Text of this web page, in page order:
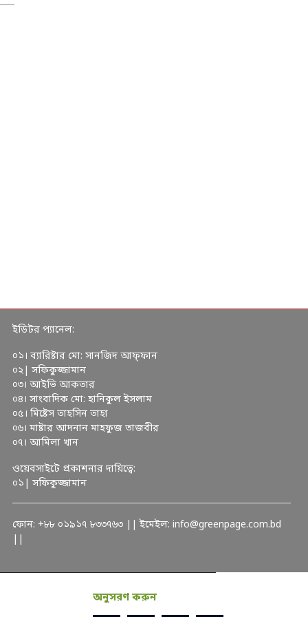
ইডিটর প্যানেল:
০১। ব্যারিষ্টার মো: সানজিদ আফ্ফান
০২| সফিকুজ্জামান
০৩। আইভি আকতার
০৪। সাংবাদিক মো: হানিকুল ইসলাম
০৫। মিষ্টেস তাহসিন তাহা
০৬। মাষ্টার আদনান মাহফুজ তাজবীর
০৭। আমিলা খান
ওয়েবসাইটে প্রকাশনার দায়িত্বে:
০১| সফিকুজ্জামান
ফোন: +৮৮ ০১৯১৭ ৮৩৩৭৬৩ || ইমেইল: info@greenpage.com.bd
অনুসরণ করুন